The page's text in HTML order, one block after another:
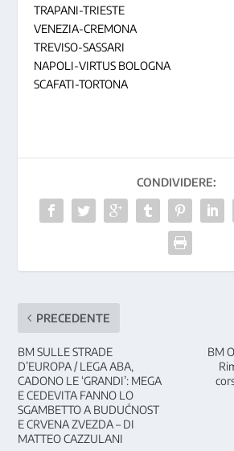
TRAPANI-TRIESTE
VENEZIA-CREMONA
TREVISO-SASSARI
NAPOLI-VIRTUS BOLOGNA
SCAFATI-TORTONA
CONDIVIDERE:
PRECEDENTE
BM SULLE STRADE
D’EUROPA / LEGA ABA,
CADONO LE ‘GRANDI’: MEGA
E CEDEVITA FANNO LO
SGAMBETTO A BUDUĆNOST
E CRVENA ZVEZDA – DI
MATTEO CAZZULANI
BM